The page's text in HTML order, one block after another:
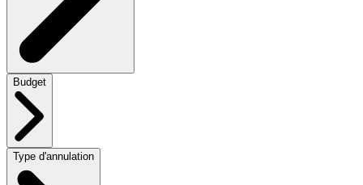
Budget
Type d'annulation